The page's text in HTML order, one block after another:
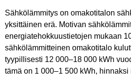
Sähkölämmitys on omakotitalon
yksittäinen erä. Motivan
energiatehokkuustietojen mukaan
sähkölämmitteinen omakotitalo
tyypillisesti 12 000–18 000 kWh
tämä on 1 000–1 500 kWh,